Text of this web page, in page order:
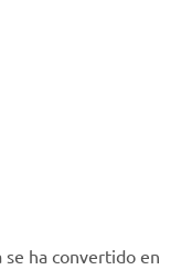
ha convertido en